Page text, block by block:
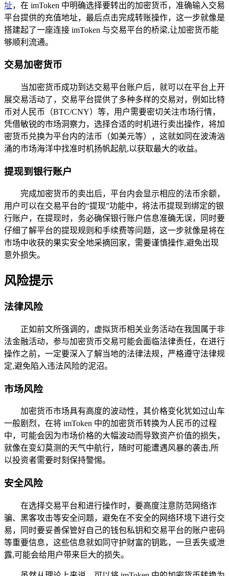
址，在 imToken 中明确选择要转出的加密货币，准确输入交易
平台提供的充值地址，最后点击完成转账操作，这一步就像是
搭建起了一座连接 imToken 与交易平台的桥梁,让加密货币能
够顺利流通。
交易加密货币
当加密货币成功到达交易平台账户后，就可以在平台上开
展交易活动了，交易平台提供了多种多样的交易对，例如比特
币对人民币（BTC/CNY）等，用户需要密切关注市场行情，
凭借敏锐的市场洞察力，选择合适的时机进行卖出操作，将加
密货币兑换为平台内的法币（如美元等），这就如同在波涛汹
涌的市场海洋中找准时机扬帆起航,以获取最大的收益。
提现到银行账户
完成加密货币的卖出后，平台内会显示相应的法币余额，
用户可以在交易平台的“提现”功能中，将法币提现到绑定的银
行账户，在提现时，务必确保银行账户信息准确无误，同时要
仔细了解平台的提现规则和手续费等问题，这一步就像是将在
市场中收获的果实安全地采摘回家，需要谨慎操作,避免出现
意外损失。
风险提示
法律风险
正如前文所强调的，虚拟货币相关业务活动在我国属于非
法金融活动，参与加密货币交易可能会面临法律责任，在进行
操作之前，一定要深入了解当地的法律法规，严格遵守法律规
定,避免陷入违法风险的泥沼。
市场风险
加密货币市场具有高度的波动性，其价格变化犹如过山车
一般剧烈，在将 imToken 中的加密货币转换为人民币的过程
中，可能会因为市场价格的大幅波动而导致资产价值的损失，
就像在变幻莫测的天气中航行，随时可能遭遇风暴的袭击,所
以投资者需要时刻保持警惕。
安全风险
在选择交易平台和进行操作时，要高度注意防范网络诈
骗、黑客攻击等安全问题，避免在不安全的网络环境下进行交
易，同时要妥善保管好自己的钱包私钥和交易平台的账户密码
等重要信息，这些信息就如同守护财富的钥匙，一旦丢失或泄
露,可能会给用户带来巨大的损失。